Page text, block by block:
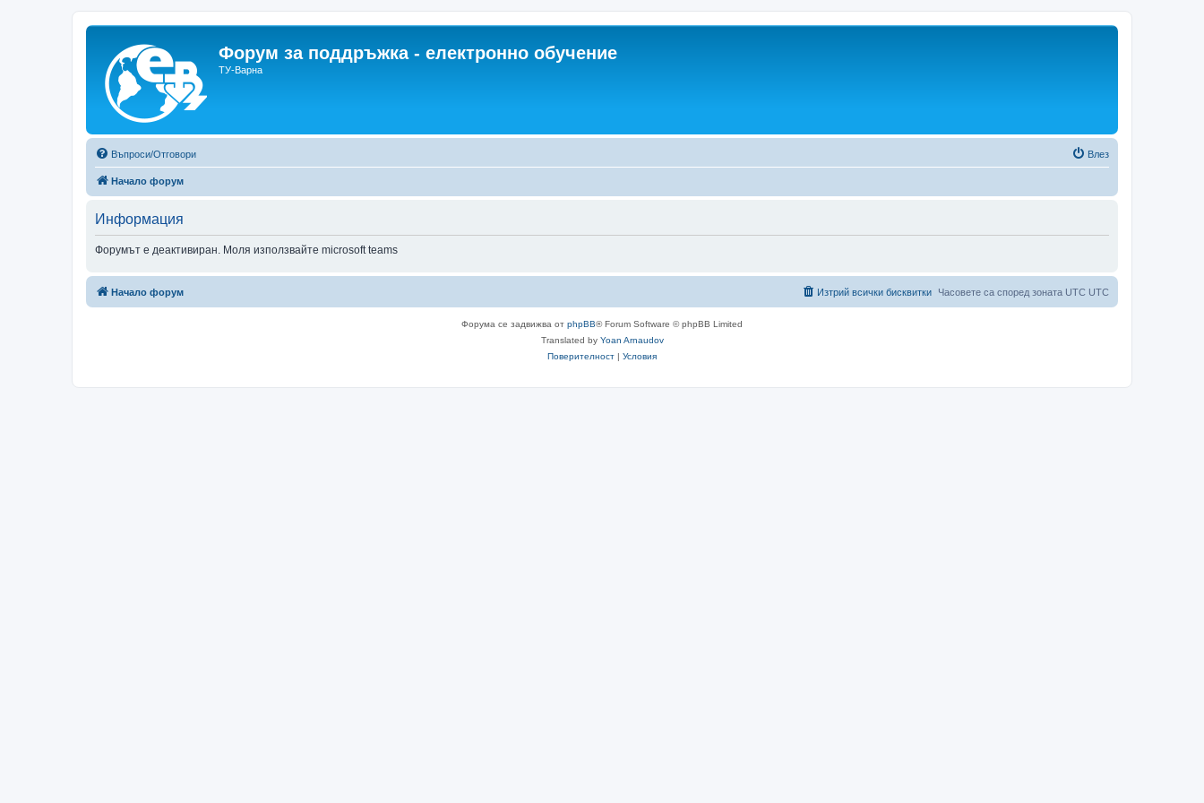
Форум за поддръжка - електронно обучение
ТУ-Варна
Въпроси/Отговори Влез
Начало форум
Информация
Форумът е деактивиран. Моля използвайте microsoft teams
Начало форум Часовете са според зоната UTC UTC
Изтрий всички бисквитки
Форума се задвижва от phpBB® Forum Software © phpBB Limited
Translated by Yoan Arnaudov
Поверителност | Условия